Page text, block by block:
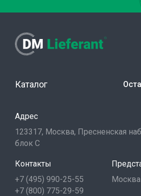
Каталог
Адрес
123317, Москва, Пресненская
блок С
Контакты
+7 (495) 990-25-55
+7 (800) 775-29-59
Москва